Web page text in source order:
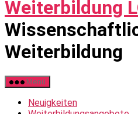
Weiterbildung
Menü
Neuigkeiten